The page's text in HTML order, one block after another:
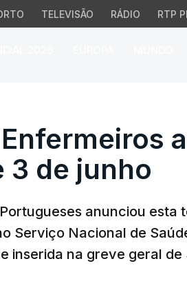
TELEVISÃO RÁDIO RTP
3 de junho
anunciou esta
Serviço Nacional de
inserida na greve geral de